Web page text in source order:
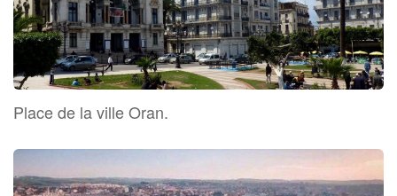
Place de la ville Oran.